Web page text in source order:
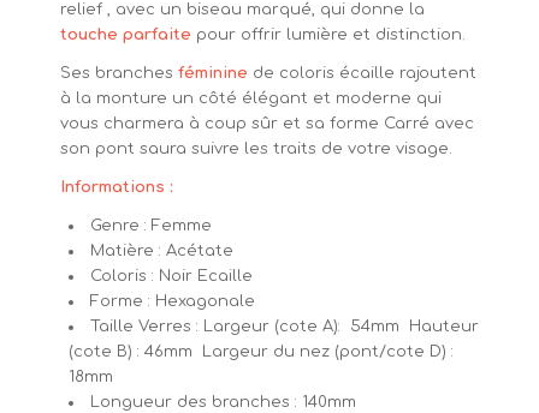
relief , avec un biseau marqué, qui donne la
touche parfaite pour offrir lumière et distinction.
Ses branches féminine de coloris écaille rajoutent
à la monture un côté élégant et moderne qui
vous charmera à coup sûr et sa forme Carré avec
son pont saura suivre les traits de votre visage.
Informations :
Genre : Femme
Matière : Acétate
Coloris : Noir Ecaille
Forme : Hexagonale
Taille Verres : Largeur (cote A): 54mm Hauteur
(cote B) : 46mm Largeur du nez (pont/cote D) :
18mm
Longueur des branches : 140mm